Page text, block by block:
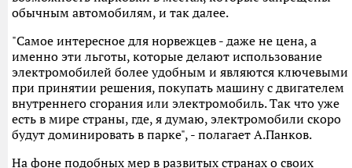
обычным автомобилям, и так далее.
"Самое интересное для норвежцев - даже не цена, а
именно эти льготы, которые делают использование
электромобилей более удобным и являются ключевыми
при принятии решения, покупать машину с двигателем
внутреннего сгорания или электромобиль. Так что уже
есть в мире страны, где, я думаю, электромобили скоро
будут доминировать в парке", - полагает А.Панков.
На фоне подобных мер в развитых странах о своих